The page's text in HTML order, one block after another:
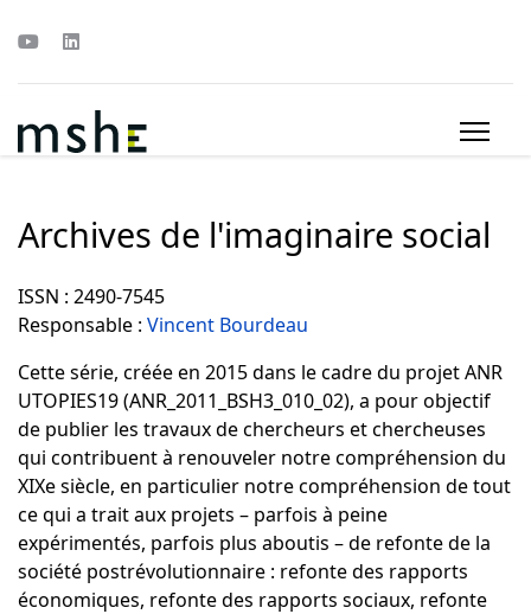
Archives de l'imaginaire social
ISSN : 2490-7545
Responsable : Vincent Bourdeau
Cette série, créée en 2015 dans le cadre du projet ANR
UTOPIES19 (ANR_2011_BSH3_010_02), a pour objectif
de publier les travaux de chercheurs et chercheuses
qui contribuent à renouveler notre compréhension du
XIXe siècle, en particulier notre compréhension de tout
ce qui a trait aux projets – parfois à peine
expérimentés, parfois plus aboutis – de refonte de la
société postrévolutionnaire : refonte des rapports
économiques, refonte des rapports sociaux, refonte